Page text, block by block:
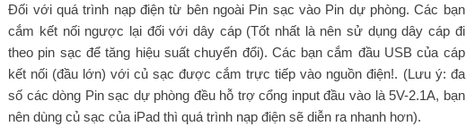
Đối với quá trình nạp điện từ bên ngoài Pin sạc vào Pin dự phòng. Các bạn
cắm kết nối ngược lại đối với dây cáp (Tốt nhất là nên sử dụng dây cáp đi
theo pin sạc để tăng hiệu suất chuyển đổi). Các bạn cắm đầu USB của cáp
kết nối (đầu lớn) với củ sạc được cắm trực tiếp vào nguồn điện!. (Lưu ý: đa
số các dòng Pin sạc dự phòng đều hỗ trợ cổng input đầu vào là 5V-2.1A, bạn
nên dùng củ sạc của iPad thì quá trình nạp điện sẽ diễn ra nhanh hơn).